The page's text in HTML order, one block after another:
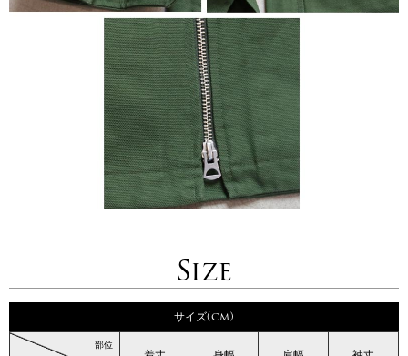
Size
サイズ(cm)
部位